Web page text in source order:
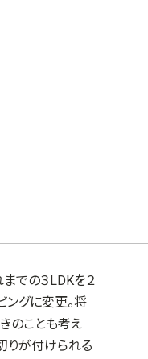
での３LDKを２
ングに変更。将
のことも考え
りが付けられる